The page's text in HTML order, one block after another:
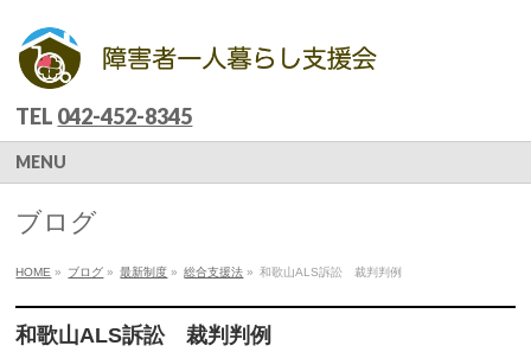
TEL 042-452-8345
MENU
ブログ
HOME » ブログ » 最新制度 » 総合支援法 » 和歌山ALS訴訟 裁判判例
和歌山ALS訴訟 裁判判例